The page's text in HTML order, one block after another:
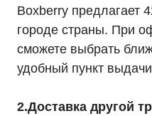
Boxberry предлагает
городе страны. При
сможете выбрать
удобный пункт
2.Доставка другой